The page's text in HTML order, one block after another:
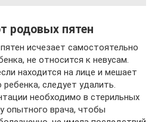
родовых пятен
исчезает самостоятельно
не относится к невусам.
находится на лице и мешает
следует удалить.
необходимо в стерильных
опытного врача, чтобы